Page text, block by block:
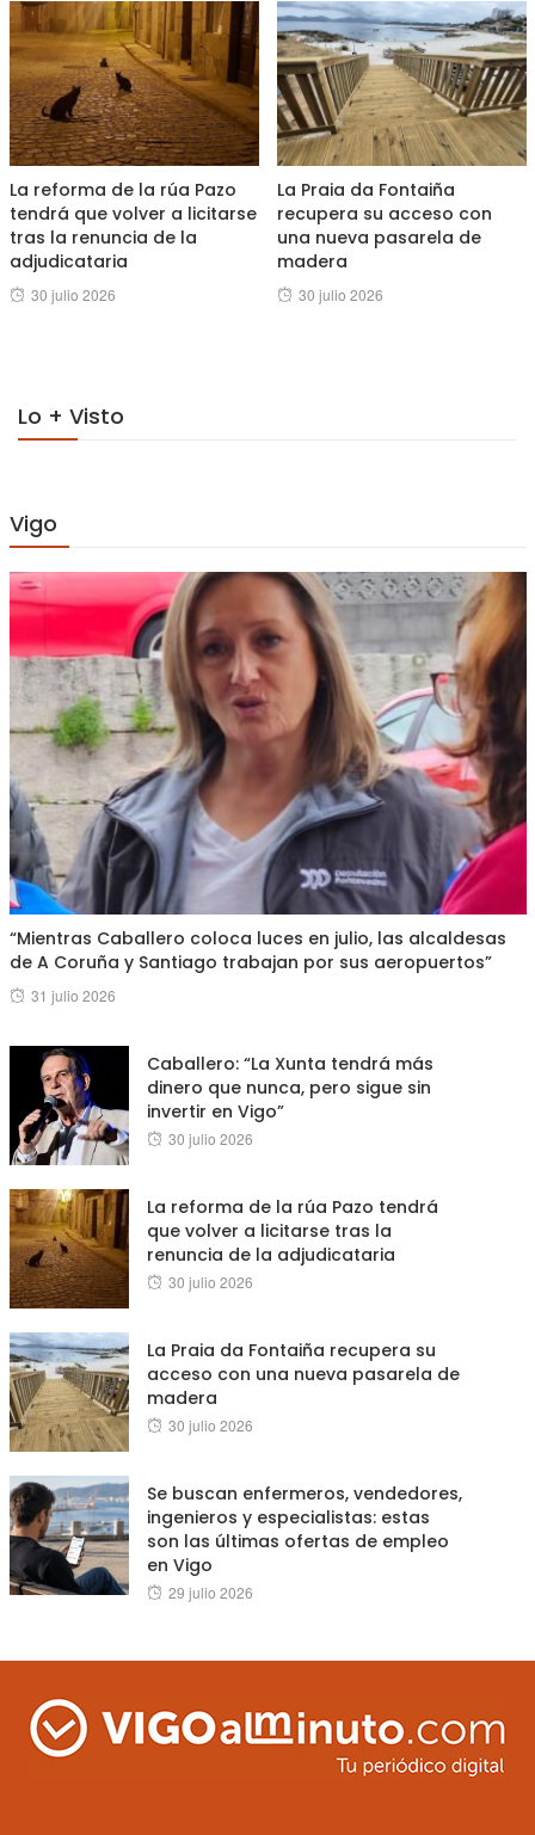
La reforma de la rúa Pazo
tendrá que volver a licitarse
tras la renuncia de la
adjudicataria
Posted
30 julio 2026
La Praia da Fontaiña
recupera su acceso con
una nueva pasarela de
madera
Posted
30 julio 2026
Lo + Visto
Vigo
“Mientras Caballero coloca luces en julio, las alcaldesas
de A Coruña y Santiago trabajan por sus aeropuertos”
Posted
31 julio 2026
Caballero: “La Xunta tendrá más
dinero que nunca, pero sigue sin
invertir en Vigo”
Posted
30 julio 2026
La reforma de la rúa Pazo tendrá
que volver a licitarse tras la
renuncia de la adjudicataria
Posted
30 julio 2026
La Praia da Fontaiña recupera su
acceso con una nueva pasarela de
madera
Posted
30 julio 2026
Se buscan enfermeros, vendedores,
ingenieros y especialistas: estas
son las últimas ofertas de empleo
en Vigo
Posted
29 julio 2026